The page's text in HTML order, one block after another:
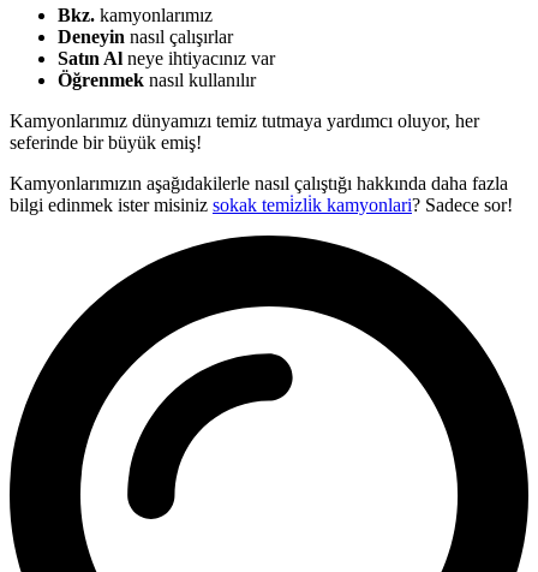
Bkz. kamyonlarımız
Deneyin nasıl çalışırlar
Satın Al neye ihtiyacınız var
Öğrenmek nasıl kullanılır
Kamyonlarımız dünyamızı temiz tutmaya yardımcı oluyor, her
seferinde bir büyük emiş!
Kamyonlarımızın aşağıdakilerle nasıl çalıştığı hakkında daha fazla
bilgi edinmek ister misiniz sokak temi̇zli̇k kamyonlari? Sadece sor!